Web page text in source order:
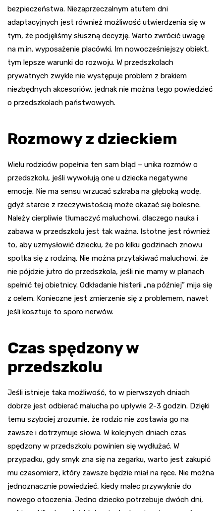
bezpieczeństwa. Niezaprzeczalnym atutem dni
adaptacyjnych jest również możliwość utwierdzenia się w
tym, że podjęliśmy słuszną decyzję. Warto zwrócić uwagę
na m.in. wyposażenie placówki. Im nowocześniejszy obiekt,
tym lepsze warunki do rozwoju. W przedszkolach
prywatnych zwykle nie występuje problem z brakiem
niezbędnych akcesoriów, jednak nie można tego powiedzieć
o przedszkolach państwowych.
Rozmowy z dzieckiem
Wielu rodziców popełnia ten sam błąd – unika rozmów o
przedszkolu, jeśli wywołują one u dziecka negatywne
emocje. Nie ma sensu wrzucać szkraba na głęboką wodę,
gdyż starcie z rzeczywistością może okazać się bolesne.
Należy cierpliwie tłumaczyć maluchowi, dlaczego nauka i
zabawa w przedszkolu jest tak ważna. Istotne jest również
to, aby uzmysłowić dziecku, że po kilku godzinach znowu
spotka się z rodziną. Nie można przytakiwać maluchowi, że
nie pójdzie jutro do przedszkola, jeśli nie mamy w planach
spełnić tej obietnicy. Odkładanie histerii „na później” mija się
z celem. Konieczne jest zmierzenie się z problemem, nawet
jeśli kosztuje to sporo nerwów.
Czas spędzony w
przedszkolu
Jeśli istnieje taka możliwość, to w pierwszych dniach
dobrze jest odbierać malucha po upływie 2-3 godzin. Dzięki
temu szybciej zrozumie, że rodzic nie zostawia go na
zawsze i dotrzymuje słowa. W kolejnych dniach czas
spędzony w przedszkolu powinien się wydłużać. W
przypadku, gdy smyk zna się na zegarku, warto jest zakupić
mu czasomierz, który zawsze będzie miał na ręce. Nie można
jednoznacznie powiedzieć, kiedy malec przywyknie do
nowego otoczenia. Jedno dziecko potrzebuje dwóch dni,